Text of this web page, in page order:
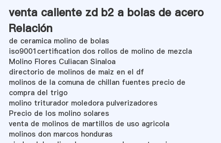
venta caliente zd b2 a bolas de acero
Relación
de ceramica molino de bolas
iso9001certification dos rollos de molino de mezcla
Molino Flores Culiacan Sinaloa
directorio de molinos de maiz en el df
molinos de la comuna de chillan fuentes precio de
compra del trigo
molino triturador moledora pulverizadores
Precio de los molino solares
venta de molinos de martillos de uso agricola
molinos don marcos honduras